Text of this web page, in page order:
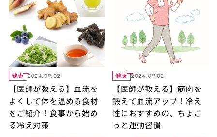
健康 2024.09.02
【医師が教える】血流を
よくして体を温める食材
をご紹介！食事から始め
る冷え対策
健康 2024.09.02
【医師が教える】筋肉を
鍛えて血流アップ！冷え
性におすすめの、ちょこ
っと運動習慣